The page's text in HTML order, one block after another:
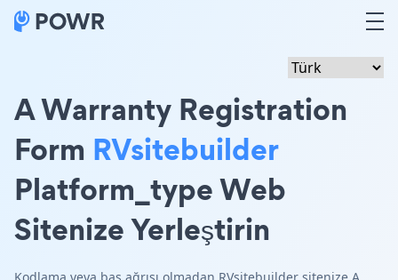
A Warranty Registration
Form RVsitebuilder
Platform_type Web
Sitenize Yerleştirin